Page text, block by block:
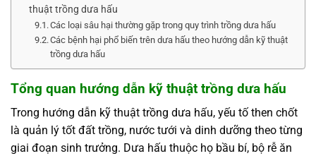
thuật trồng dưa hấu
Các loại sâu hại thường gặp trong quy trình trồng dưa hấu
Các bệnh hại phổ biến trên dưa hấu theo hướng dẫn kỹ thuật
trồng dưa hấu
Tổng quan hướng dẫn kỹ thuật trồng dưa hấu
Trong hướng dẫn kỹ thuật trồng dưa hấu, yếu tố then chốt
là quản lý tốt đất trồng, nước tưới và dinh dưỡng theo từng
giai đoạn sinh trưởng. Dưa hấu thuộc họ bầu bí, bộ rễ ăn